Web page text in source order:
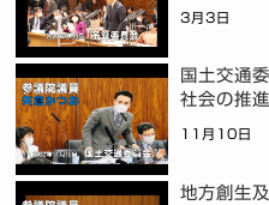
3月3日
国土交通
社会の推進
11月10日
地方創生